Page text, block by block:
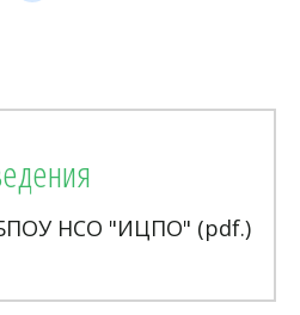
НСО "ИЦПО" (pdf.)